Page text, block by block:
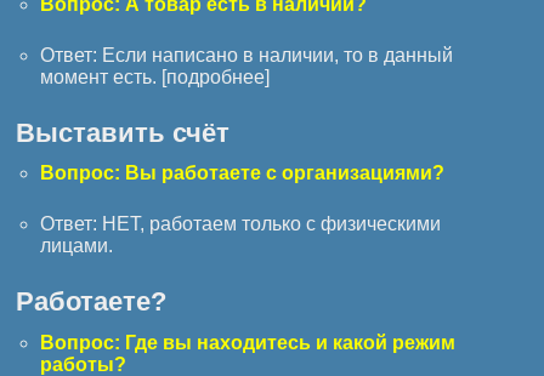
Вопрос: А товар есть в наличии?
Ответ: Если написано в наличии, то в данный
момент есть. [подробнее]
Выставить счёт
Вопрос: Вы работаете с организациями?
Ответ: НЕТ, работаем только с физическими
лицами.
Работаете?
Вопрос: Где вы находитесь и какой режим
работы?